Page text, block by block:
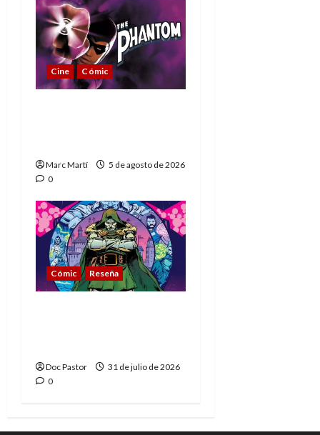
Cine Cómic
Marc Martí
5 de agosto de 2026
0
Cómic Reseña
Doc Pastor
31 de julio de 2026
0